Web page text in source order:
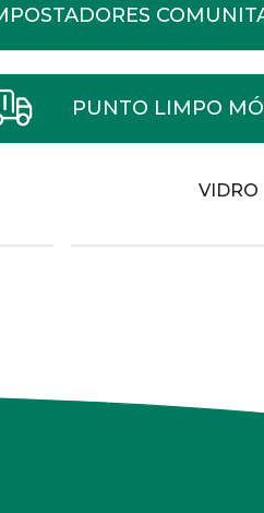
PUNTO LIMPO
VIDRO